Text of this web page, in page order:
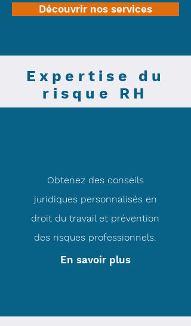
Découvrir nos services
Expertise du
risque RH
Obtenez des conseils
juridiques personnalisés en
droit du travail et prévention
des risques professionnels.
En savoir plus